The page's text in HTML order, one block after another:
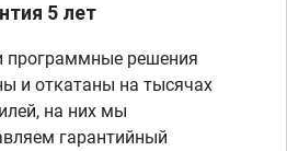
5 лет
программные решения
и откатаны на тысячах
на них мы
гарантийный